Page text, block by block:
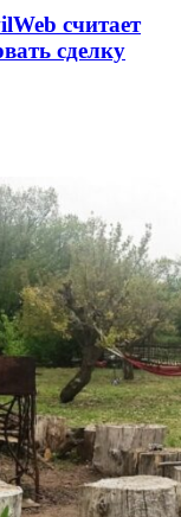
считает
сделку